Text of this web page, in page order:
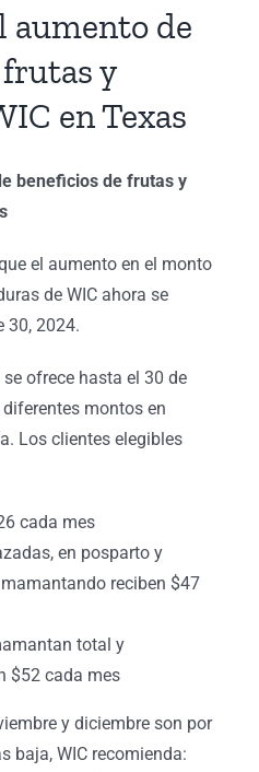
aumento de
y
en Texas
beneficios de frutas y
el aumento en el monto
de WIC ahora se
30, 2024.
ofrece hasta el 30 de
montos en
Los clientes elegibles
cada mes
en posparto y
reciben $47
total y
$52 cada mes
y diciembre son por
baja, WIC recomienda: